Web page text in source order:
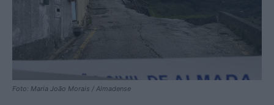
Foto: Maria João Morais / Almadense